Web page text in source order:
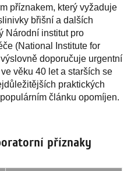
příznakem, který vyžaduje
břišní a dalších
Národní institut pro
(National Institute for
doporučuje urgentní
věku 40 let a starších se
praktických
článku opomíjen.
příznaky